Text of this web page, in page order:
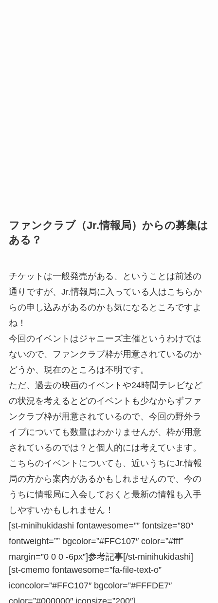
ファンクラブ（Jr.情報局）からの募集は
ある？
チケットは一般発売がある、ということは前述の
通りですが、Jr.情報局に入っている人はこちらか
らの申し込みがあるのかも気になるところですよ
ね！
今回のイベントはジャニーズ主催というわけでは
ないので、ファンクラブ枠が用意されているのか
どうか、現在のところは不明です。
ただ、過去の映画のイベントや24時間テレビなど
の状況を考えるとどのイベントも少なからずファ
ンクラブ枠が用意されているので、今回の野外ラ
イブについても数量はわかりませんが、枠が用意
されているのでは？と個人的には考えています。
こちらのイベントについても、近いうちにJr.情報
局の方から案内があるかもしれませんので、今の
うちに情報局に入会しておくと最新の情報も入手
しやすいかもしれません！
[st-minihukidashi fontawesome=”” fontsize=”80″
fontweight=”” bgcolor=”#FFC107″ color=”#fff”
margin=”0 0 0 -6px”]参考記事[/st-minihukidashi]
[st-cmemo fontawesome=”fa-file-text-o”
iconcolor=”#FFC107″ bgcolor=”#FFFDE7″
color=”#000000″ iconsize=”200″]